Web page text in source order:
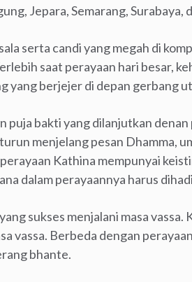
Jepara, Semarang, Surabaya,
serta candi yang megah di
saat perayaan hari besar,
yang berjejer di depan gerbang
puja bakti yang dilanjutkan
menjelang pesan Dhamma,
Kathina mempunyai
dalam perayaannya harus
sukses menjalani masa
vassa. Berbeda dengan
bhante.